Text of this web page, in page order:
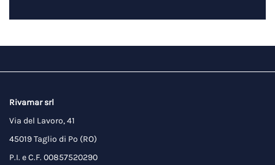
Rivamar srl
Via del Lavoro, 41
45019 Taglio di Po (RO)
P.I. e C.F. 00857520290